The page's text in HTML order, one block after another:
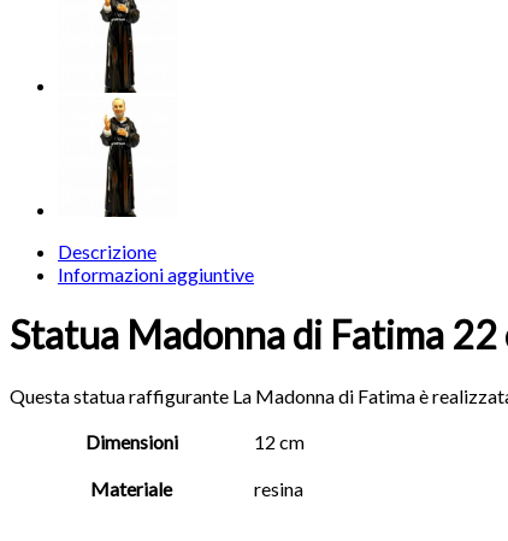
Descrizione
Informazioni aggiuntive
Statua Madonna di Fatima 22
Questa statua raffigurante La Madonna di Fatima è
Dimensioni
12 cm
Materiale resina